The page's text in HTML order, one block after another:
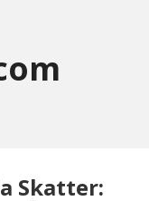
Skatter: